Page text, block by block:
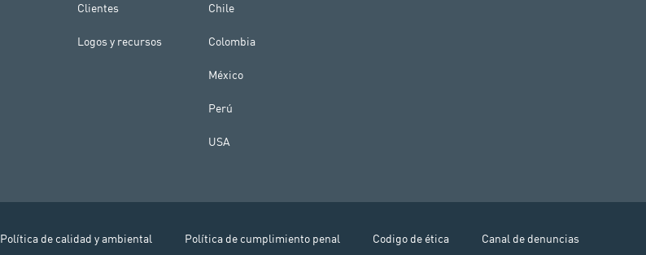
Clientes
Logos y recursos
Chile
Colombia
México
Perú
USA
Política de calidad y ambiental Política de cumplimiento penal Codigo de ética Canal de denuncias